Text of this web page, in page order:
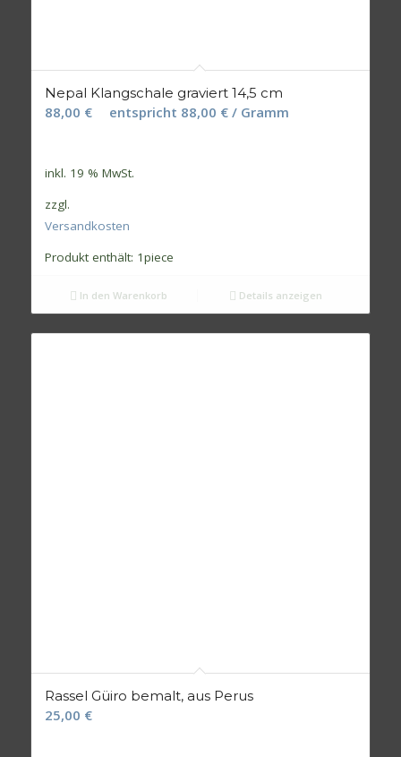
Nepal Klangschale graviert 14,5 cm
88,00 € entspricht 88,00 €/ Gramm
inkl. 19 % MwSt.
zzgl.
Versandkosten
Produkt enthält: 1piece
In den Warenkorb Details anzeigen
Rassel Güiro bemalt, aus Perus
25,00 €